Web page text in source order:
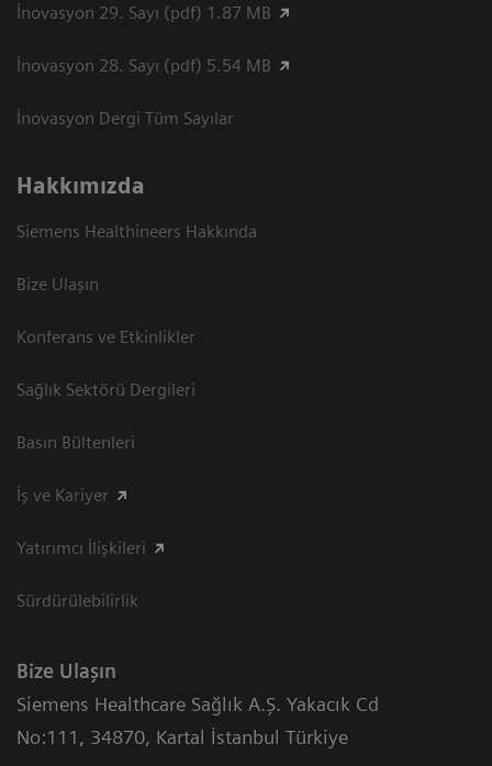
İnovasyon 29. Sayı (pdf) 1.87 MB
İnovasyon 28. Sayı (pdf) 5.54 MB
İnovasyon Dergi Tüm Sayılar
Hakkımızda
Siemens Healthineers Hakkında
Bize Ulaşın
Konferans ve Etkinlikler
Sağlık Sektörü Dergileri
Basın Bültenleri
İş ve Kariyer
Yatırımcı İlişkileri
Sürdürülebilirlik
Bize Ulaşın
Siemens Healthcare Sağlık A.Ş. Yakacık Cd
No:111 , 34870, Kartal İstanbul Türkiye